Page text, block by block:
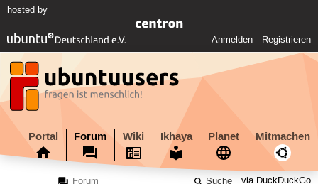
hosted by
Anmelden Registrieren
Portal Forum Wiki Ikhaya Planet Mitmachen
via DuckDuckGo